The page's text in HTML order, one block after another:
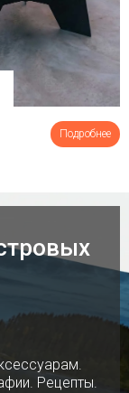
Подробнее
Рецепты.